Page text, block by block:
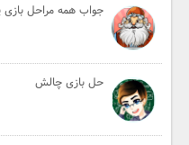
جواب همه مراحل بازی
حل بازی چالش